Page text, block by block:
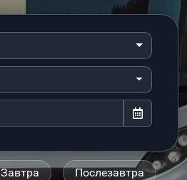
Завтра Послезавтра